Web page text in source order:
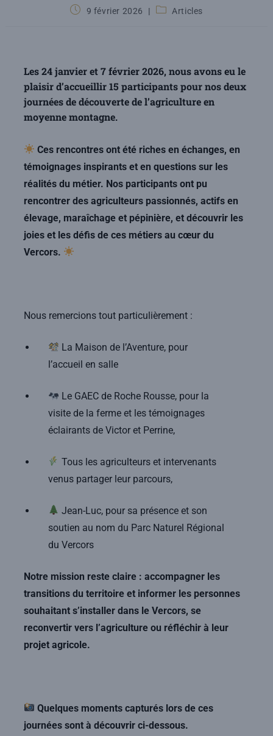
9 février 2026 Articles
Les 24 janvier et 7 février 2026, nous avons eu le
plaisir d’accueillir 15 participants pour nos deux
journées de découverte de l’agriculture en
moyenne montagne.
Ces rencontres ont été riches en échanges, en
témoignages inspirants et en questions sur les
réalités du métier. Nos participants ont pu
rencontrer des agriculteurs passionnés, actifs en
élevage, maraîchage et pépinière, et découvrir les
joies et les défis de ces métiers au cœur du
Vercors.
Nous remercions tout particulièrement :
La Maison de l’Aventure, pour
l’accueil en salle
Le GAEC de Roche Rousse, pour la
visite de la ferme et les témoignages
éclairants de Victor et Perrine,
Tous les agriculteurs et intervenants
venus partager leur parcours,
Jean-Luc, pour sa présence et son
soutien au nom du Parc Naturel Régional
du Vercors
Notre mission reste claire : accompagner les
transitions du territoire et informer les personnes
souhaitant s’installer dans le Vercors, se
reconvertir vers l’agriculture ou réfléchir à leur
projet agricole.
Quelques moments capturés lors de ces
journées sont à découvrir ci-dessous.